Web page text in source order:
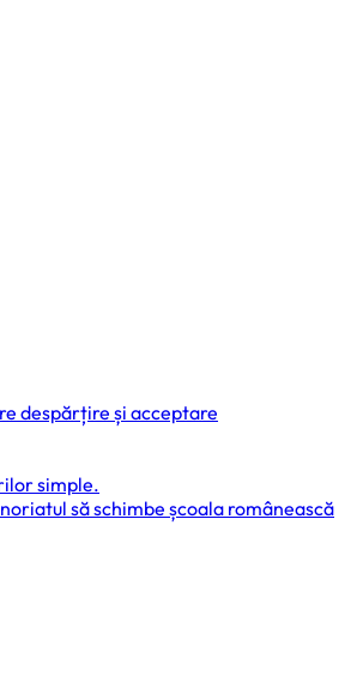
despărțire și acceptare
simple.
să schimbe școala românească